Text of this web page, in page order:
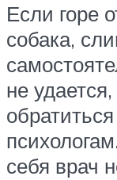
Если горе
собака,
не
себя врач